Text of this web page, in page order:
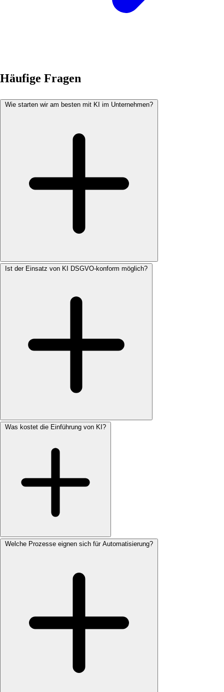
Häufige Fragen
Wie starten wir am besten mit KI im Unternehmen?
Ist der Einsatz von KI DSGVO-konform möglich?
Was kostet die Einführung von KI?
Welche Prozesse eignen sich für Automatisierung?